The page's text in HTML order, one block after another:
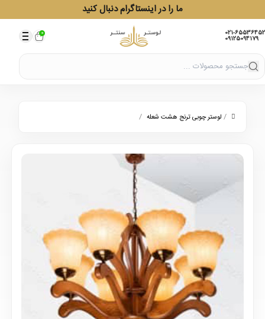
ما را در اینستاگرام دنبال کنید
021-65536452
09125094179
0
/ لوستر چوبی ترنج هشت شعله /